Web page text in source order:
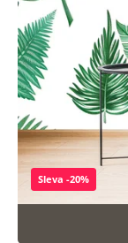
Sleva -20%